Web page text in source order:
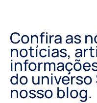
Confira as
notícias,
do universo
nosso blog.